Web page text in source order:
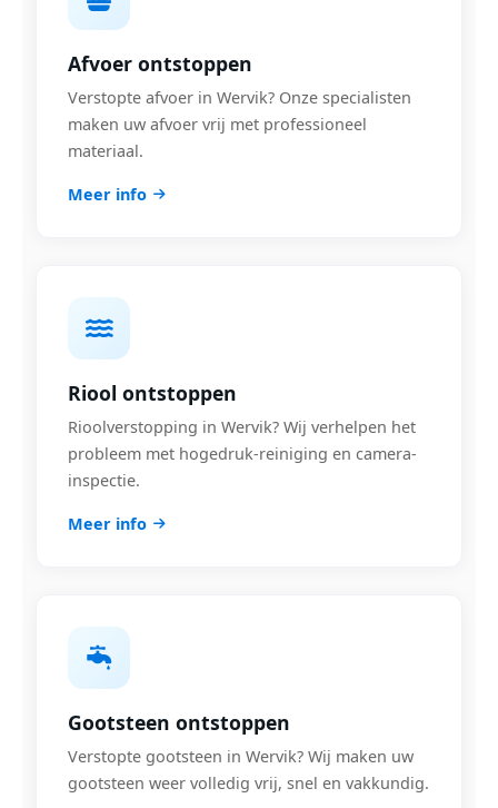
Afvoer ontstoppen
Verstopte afvoer in Wervik? Onze specialisten
maken uw afvoer vrij met professioneel
materiaal.
Meer info
Riool ontstoppen
Rioolverstopping in Wervik? Wij verhelpen het
probleem met hogedruk-reiniging en camera-
inspectie.
Meer info
Gootsteen ontstoppen
Verstopte gootsteen in Wervik? Wij maken uw
gootsteen weer volledig vrij, snel en vakkundig.